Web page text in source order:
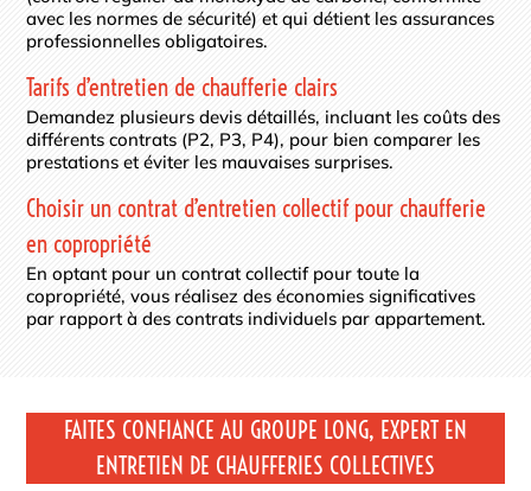
avec les normes de sécurité) et qui détient les assurances
professionnelles obligatoires.
Tarifs d’entretien de chaufferie clairs
Demandez plusieurs devis détaillés, incluant les coûts des
différents contrats (P2, P3, P4), pour bien comparer les
prestations et éviter les mauvaises surprises.
Choisir un contrat d’entretien collectif pour chaufferie
en copropriété
En optant pour un contrat collectif pour toute la
copropriété, vous réalisez des économies significatives
par rapport à des contrats individuels par appartement.
FAITES CONFIANCE AU GROUPE LONG, EXPERT EN
ENTRETIEN DE CHAUFFERIES COLLECTIVES